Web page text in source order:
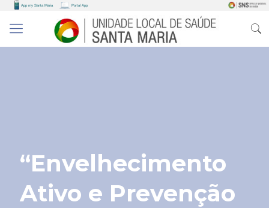
“Envelhecimento
Ativo e Prevenção